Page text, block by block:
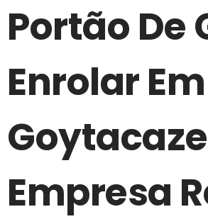
Portão De
Enrolar
Empresa